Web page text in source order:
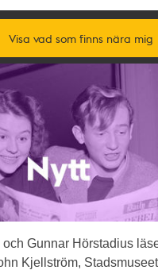
Visa vad som finns nära mig
Gunnar Hörstadius
Kjellström,